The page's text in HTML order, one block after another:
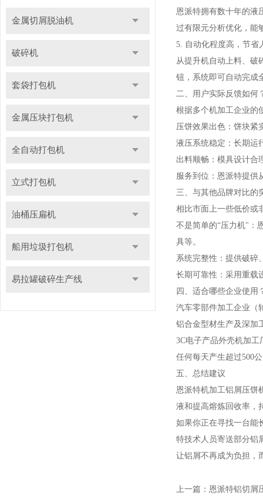
金属切屑脱油机
破碎机
套袋打包机
金属压块打包机
全自动打包机
立式打包机
油桶压扁机
船用垃圾打包机
易拉罐破碎生产线
恩派特拥有数十年的液
过有限元分析优化，能
5. 自动化程度高，节省
从提升机自动上料、破
钮，系统即可自动完成
二、用户实际反馈如何
根据多个机加工企业的
压饼效果出色：饼块紧
液压系统稳定：长期运
出料顺畅：模具设计合
服务到位：恩派特提供
三、与其他品牌对比的
相比市面上一些低价或
不是简单的“压力机"：
具等。
系统完整性：提供破碎
长期可靠性：采用重载
四、适合哪些企业使用
汽车零部件加工企业（
铝合金型材生产及深加
3C电子产品外壳机加工
任何每天产生超过500
五、总结建议
恩派特机加工铝屑压饼
液和提高熔炼回收率，
如果你正在寻找一台能
特技术人员寄送部分铝
让铝屑不再成为负担
上一篇： 恩派特铝切屑